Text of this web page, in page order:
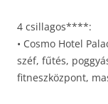
4 csillagos****:
• Cosmo Hotel
széf, fűtés,
fitneszközpont,